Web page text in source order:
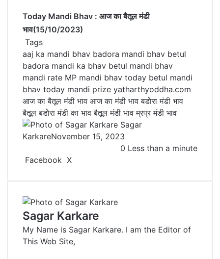
Today Mandi Bhav : आज का बैतूल मंडी
भाव(15/10/2023)
Tags
aaj ka mandi bhav badora mandi bhav betul
badora mandi ka bhav betul mandi bhav
mandi rate MP mandi bhav today betul mandi
bhav today mandi prize yatharthyoddha.com
आज का बैतूल मंडी भाव आज का मंडी भाव बडाेेरा मंड‍ी भाव
बैतूल बडाेेरा मंडी का भाव बैतूल मंडी भाव म्रप्र मंडी भाव
Sagar
KarkareNovember 15, 2023
0 Less than a minute
Facebook X
n
e
d
I
m
l
r
n
e
r
e
d
i
t
o
a
k
a
e
v
i
i
t
Sagar Karkare
My Name is Sagar Karkare. I am the Editor of
This Web Site,